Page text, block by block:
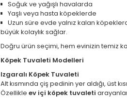
Soğuk ve yağışlı havalarda
Yaşlı veya hasta köpeklerde
Uzun süre evde yalnız kalan
büyük kolaylık sağlar.
Doğru ürün seçimi, hem evinizin temiz
Köpek Tuvaleti Modelleri
Izgaralı Köpek Tuvaleti
Alt kısmında çiş pedinin yer aldığı, üst
Özellikleev içi köpek tuvaleti